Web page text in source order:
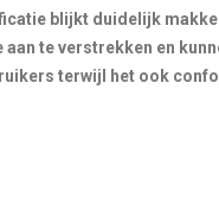
blijkt duidelijk
te verstrekken en
terwijl het ook